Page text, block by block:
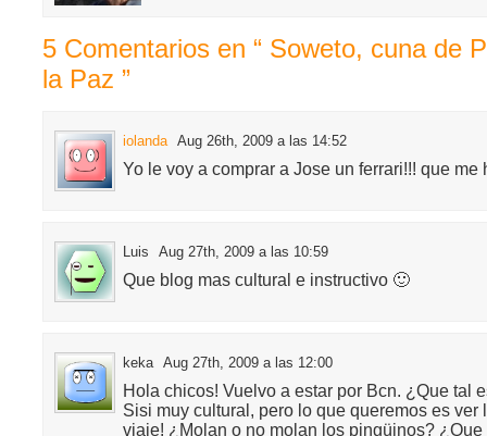
5 Comentarios en “ Soweto, cuna de
la Paz ”
iolanda Aug 26th, 2009 a las 14:52
Yo le voy a comprar a Jose un ferrari!!! que
Luis Aug 27th, 2009 a las 10:59
Que blog mas cultural e instructivo 🙂
keka Aug 27th, 2009 a las 12:00
Hola chicos! Vuelvo a estar por Bcn. ¿Que tal
Sisi muy cultural, pero lo que queremos es ver
viaje! ¿Molan o no molan los pingüinos?